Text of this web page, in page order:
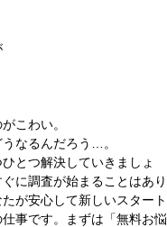
こわい。
なるんだろう…。
とつ解決していきましょ
に調査が始まることはあり
が安心して新しいスタート
事です。
まずは「無料お悩